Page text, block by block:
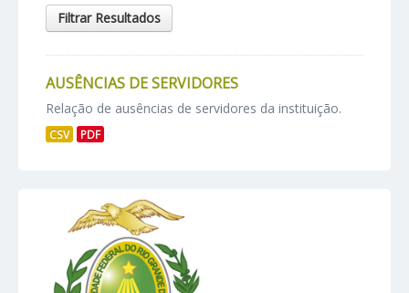
Filtrar Resultados
AUSÊNCIAS DE SERVIDORES
Relação de ausências de servidores da instituição.
CSV PDF